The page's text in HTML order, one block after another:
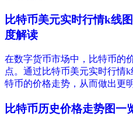
比特币美元实时行情k线
度解读
在数字货币市场中，比特币的
点。通过比特币美元实时行情
特币的价格走势，从而做出更
比特币历史价格走势图一